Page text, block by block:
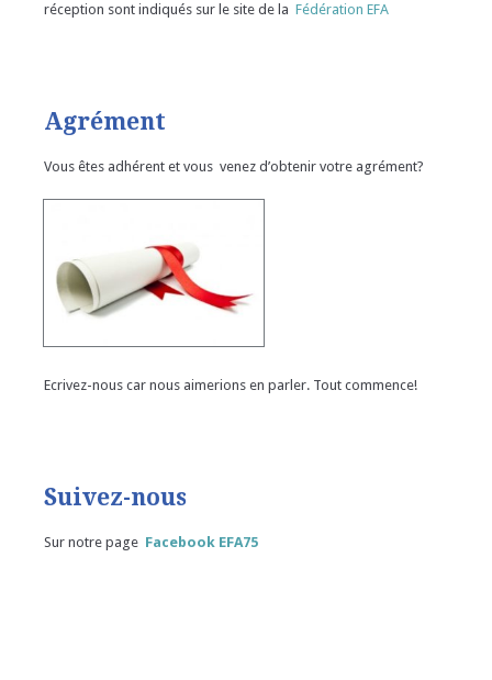
réception sont indiqués sur le site de la Fédération EFA
Agrément
Vous êtes adhérent et vous venez d’obtenir votre agrément?
Ecrivez-nous car nous aimerions en parler. Tout commence!
Suivez-nous
Sur notre page Facebook EFA75